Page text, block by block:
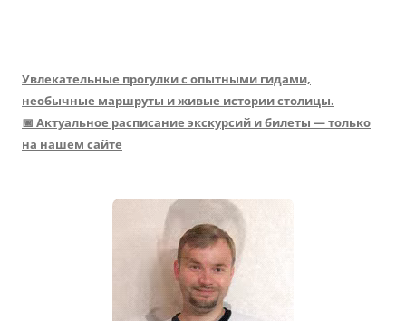
Увлекательные прогулки с опытными гидами,
необычные маршруты и живые истории столицы.
📅 Актуальное расписание экскурсий и билеты — только
на нашем сайте